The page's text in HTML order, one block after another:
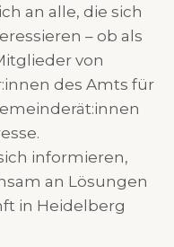
an alle, die sich
– ob als
von
des Amts für
informieren,
an Lösungen
in Heidelberg